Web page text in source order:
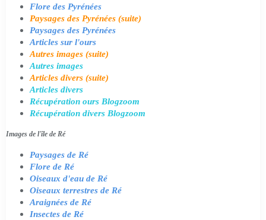
Flore des Pyrénées
Paysages des Pyrénées (suite)
Paysages des Pyrénées
Articles sur l'ours
Autres images (suite)
Autres images
Articles divers (suite)
Articles divers
Récupération ours Blogzoom
Récupération divers Blogzoom
Images de l'île de Ré
Paysages de Ré
Flore de Ré
Oiseaux d'eau de Ré
Oiseaux terrestres de Ré
Araignées de Ré
Insectes de Ré